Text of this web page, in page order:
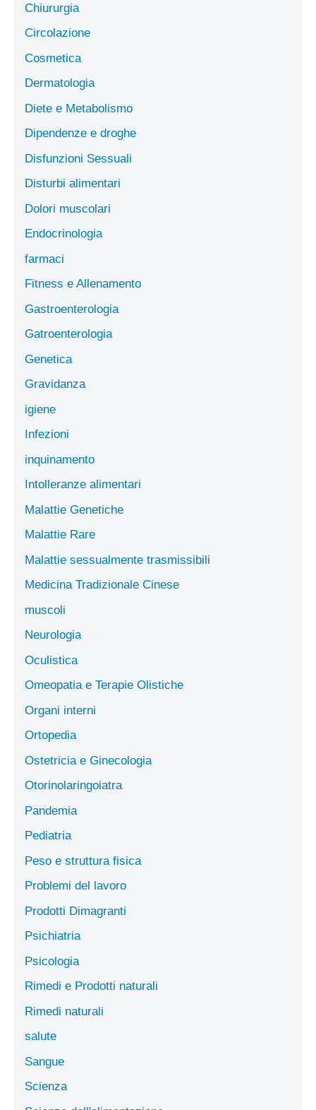
Chiururgia
Circolazione
Cosmetica
Dermatologia
Diete e Metabolismo
Dipendenze e droghe
Disfunzioni Sessuali
Disturbi alimentari
Dolori muscolari
Endocrinologia
farmaci
Fitness e Allenamento
Gastroenterologia
Gatroenterologia
Genetica
Gravidanza
igiene
Infezioni
inquinamento
Intolleranze alimentari
Malattie Genetiche
Malattie Rare
Malattie sessualmente trasmissibili
Medicina Tradizionale Cinese
muscoli
Neurologia
Oculistica
Omeopatia e Terapie Olistiche
Organi interni
Ortopedia
Ostetricia e Ginecologia
Otorinolaringoiatra
Pandemia
Pediatria
Peso e struttura fisica
Problemi del lavoro
Prodotti Dimagranti
Psichiatria
Psicologia
Rimedi e Prodotti naturali
Rimedi naturali
salute
Sangue
Scienza